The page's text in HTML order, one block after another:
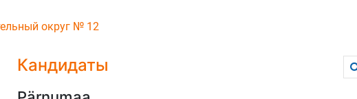
округ № 12
Кандидаты